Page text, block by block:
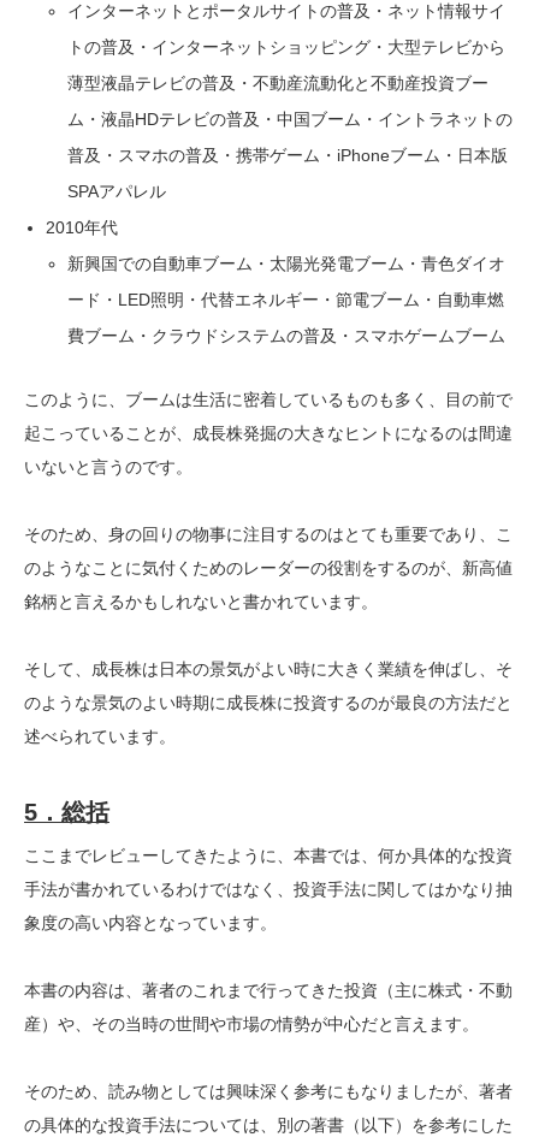
インターネットとポータルサイトの普及・ネット情報サイ
トの普及・インターネットショッピング・大型テレビから
薄型液晶テレビの普及・不動産流動化と不動産投資ブー
ム・液晶HDテレビの普及・中国ブーム・イントラネットの
普及・スマホの普及・携帯ゲーム・iPhoneブーム・日本版
SPAアパレル
2010年代
新興国での自動車ブーム・太陽光発電ブーム・青色ダイオ
ード・LED照明・代替エネルギー・節電ブーム・自動車燃
費ブーム・クラウドシステムの普及・スマホゲームブーム
このように、ブームは生活に密着しているものも多く、目の前で
起こっていることが、成長株発掘の大きなヒントになるのは間違
いないと言うのです。
そのため、身の回りの物事に注目するのはとても重要であり、こ
のようなことに気付くためのレーダーの役割をするのが、新高値
銘柄と言えるかもしれないと書かれています。
そして、成長株は日本の景気がよい時に大きく業績を伸ばし、そ
のような景気のよい時期に成長株に投資するのが最良の方法だと
述べられています。
5．総括
ここまでレビューしてきたように、本書では、何か具体的な投資
手法が書かれているわけではなく、投資手法に関してはかなり抽
象度の高い内容となっています。
本書の内容は、著者のこれまで行ってきた投資（主に株式・不動
産）や、その当時の世間や市場の情勢が中心だと言えます。
そのため、読み物としては興味深く参考にもなりましたが、著者
の具体的な投資手法については、別の著書（以下）を参考にした